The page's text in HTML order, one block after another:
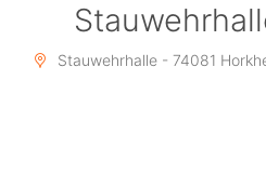
Stauwehrhalle - 74081